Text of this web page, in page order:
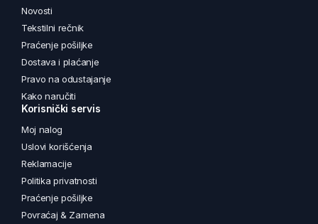
Novosti
Tekstilni rečnik
Praćenje pošiljke
Dostava i plaćanje
Pravo na odustajanje
Kako naručiti
Korisnički servis
Moj nalog
Uslovi korišćenja
Reklamacije
Politika privatnosti
Praćenje pošiljke
Povraćaj & Zamena